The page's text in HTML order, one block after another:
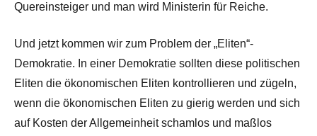
Quereinsteiger und man wird Ministerin für Reiche.
Und jetzt kommen wir zum Problem der „Eliten“-
Demokratie. In einer Demokratie sollten diese politischen
Eliten die ökonomischen Eliten kontrollieren und zügeln,
wenn die ökonomischen Eliten zu gierig werden und sich
auf Kosten der Allgemeinheit schamlos und maßlos